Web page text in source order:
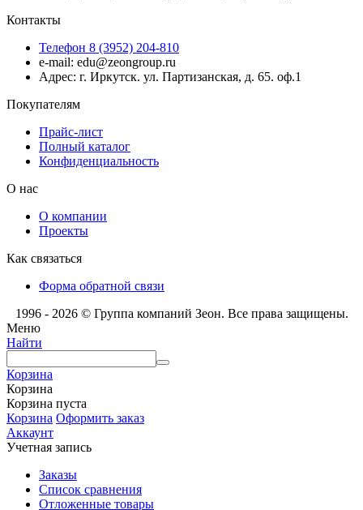
Контакты
Телефон 8 (3952) 204-810
e-mail: edu@zeongroup.ru
Адрес: г. Иркутск. ул. Партизанская, д. 65. оф.1
Покупателям
Прайс-лист
Полный каталог
Конфиденциальность
О нас
О компании
Проекты
Как связаться
Форма обратной связи
1996 - 2026 © Группа компаний Зеон. Все права защищены.
Меню
Найти
Корзина
Корзина
Корзина пуста
Корзина Оформить заказ
Аккаунт
Учетная запись
Заказы
Список сравнения
Отложенные товары